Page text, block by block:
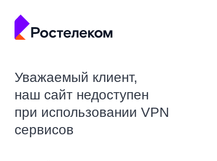
Уважаемый клиент,
наш сайт недоступен
при использовании VPN
сервисов